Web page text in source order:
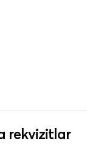
rekvizitlar